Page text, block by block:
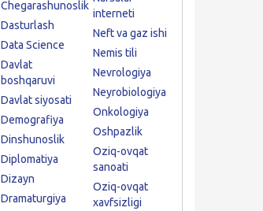
Chegarashunoslik
Dasturlash
Data Science
Davlat
boshqaruvi
Davlat siyosati
Demografiya
Dinshunoslik
Diplomatiya
Dizayn
Dramaturgiya
interneti
Neft va gaz ishi
Nemis tili
Nevrologiya
Neyrobiologiya
Onkologiya
Oshpazlik
Oziq-ovqat
sanoati
Oziq-ovqat
xavfsizligi